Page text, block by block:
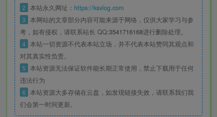
2 本站永久网址： https://ksvlog.com
3 本网站的文章部分内容可能来源于网络，仅供大家学习与参
考，如有侵权，请联系站长 QQ:3541716168进行删除处理。
4 本站一切资源不代表本站立场，并不代表本站赞同其观点和
对其真实性负责。
5 本站资源无法保证软件能长期正常使用，禁止下载用于任何
违法行为
6 本站资源大多存储在云盘，如发现链接失效，请联系我们我
们会第一时间更新。